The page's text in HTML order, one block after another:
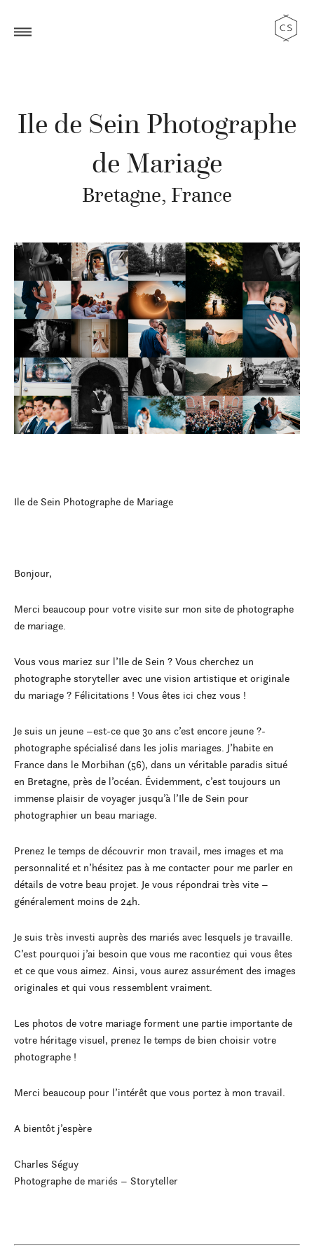
Ile de Sein Photographe
de Mariage
Bretagne, France
Ile de Sein Photographe de Mariage
Bonjour,
Merci beaucoup pour votre visite sur mon site de photographe
de mariage.
Vous vous mariez sur l’Ile de Sein ? Vous cherchez un
photographe storyteller avec une vision artistique et originale
du mariage ? Félicitations ! Vous êtes ici chez vous !
Je suis un jeune –est-ce que 30 ans c’est encore jeune ?-
photographe spécialisé dans les jolis mariages. J’habite en
France dans le Morbihan (56), dans un véritable paradis situé
en Bretagne, près de l’océan. Évidemment, c’est toujours un
immense plaisir de voyager jusqu’à l’Ile de Sein pour
photographier un beau mariage.
Prenez le temps de découvrir mon travail, mes images et ma
personnalité et n’hésitez pas à me contacter pour me parler en
détails de votre beau projet. Je vous répondrai très vite –
généralement moins de 24h.
Je suis très investi auprès des mariés avec lesquels je travaille.
C’est pourquoi j’ai besoin que vous me racontiez qui vous êtes
et ce que vous aimez. Ainsi, vous aurez assurément des images
originales et qui vous ressemblent vraiment.
Les photos de votre mariage forment une partie importante de
votre héritage visuel, prenez le temps de bien choisir votre
photographe !
Merci beaucoup pour l’intérêt que vous portez à mon travail.
A bientôt j’espère
Charles Séguy
Photographe de mariés – Storyteller